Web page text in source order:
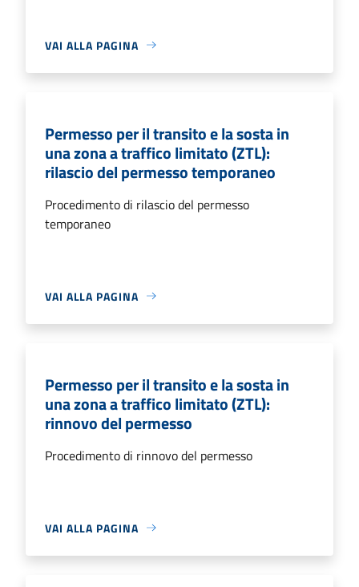
VAI ALLA PAGINA
Permesso per il transito e la sosta in
una zona a traffico limitato (ZTL):
rilascio del permesso temporaneo
Procedimento di rilascio del permesso
temporaneo
VAI ALLA PAGINA
Permesso per il transito e la sosta in
una zona a traffico limitato (ZTL):
rinnovo del permesso
Procedimento di rinnovo del permesso
VAI ALLA PAGINA